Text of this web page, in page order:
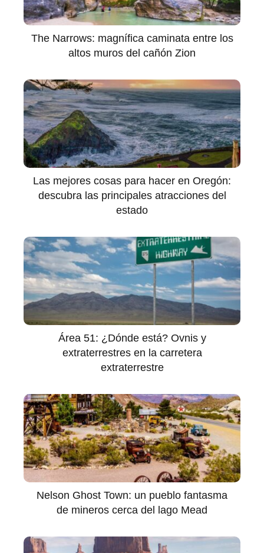
The Narrows: magnífica caminata entre los
altos muros del cañón Zion
Las mejores cosas para hacer en Oregón:
descubra las principales atracciones del
estado
Área 51: ¿Dónde está? Ovnis y
extraterrestres en la carretera
extraterrestre
Nelson Ghost Town: un pueblo fantasma
de mineros cerca del lago Mead